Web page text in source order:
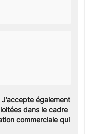
également
dans le cadre
commerciale qui